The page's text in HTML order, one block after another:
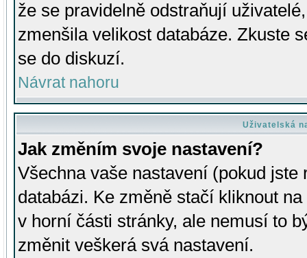
že se pravidelně odstraňují
zmenšila velikost databáze. Zkuste
se do diskuzí.
Návrat nahoru
Uživatelská
Jak změním svoje nastavení?
Všechna vaše nastavení (pokud
databázi. Ke změně stačí kliknout
v horní části stránky, ale nemusí to
změnit veškerá svá nastavení.